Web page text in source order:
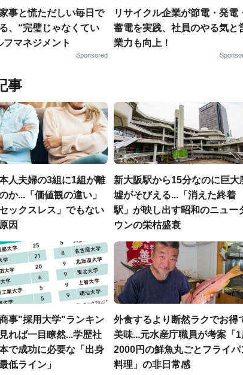
事と慌ただしい毎日で
、“完璧じゃなくてい
フマネジメント
Sponsored
リサイクル企業が節電・発電
蓄電を実践、社員のやる気と
業力も向上！
事
人夫婦の3組に1組が離
か...「価値観の違い」
ックスレス」でもない
因
新大阪駅から15分なのに巨大
墟がそびえる...「消えた終着
駅」が映し出す昭和のニュー
ウンの栄枯盛衰
商事"採用大学"ランキン
れば一目瞭然...学歴社
で成功に必要な「出身
低ライン」
外食するより断然ラクでお得
美味...元水産庁職員が考案「1
2000円の鮮魚丸ごとフライパ
料理」の非日常感